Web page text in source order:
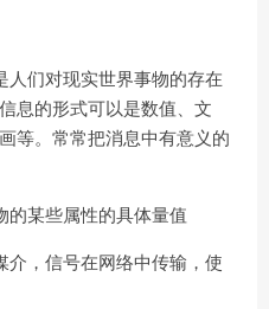
人们对现实世界事物的存在
息的形式可以是数值、文
等。常常把消息中有意义的
的某些属性的具体量值
介，信号在网络中传输，使